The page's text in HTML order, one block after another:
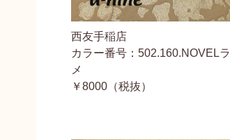
西友手稲店
カラー番号：502.160.NOVELラ
メ
￥8000（税抜）